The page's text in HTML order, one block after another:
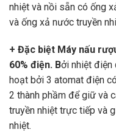
nhiệt và nồi sẵn có ống
và ống xả nước truyền
+ Đặc biệt Máy nấu
60% điện. Bởi nhiệt điện
hoạt bởi 3 atomat điện
2 thành phầm để giữ và
truyền nhiệt trực tiếp và
nhiệt.